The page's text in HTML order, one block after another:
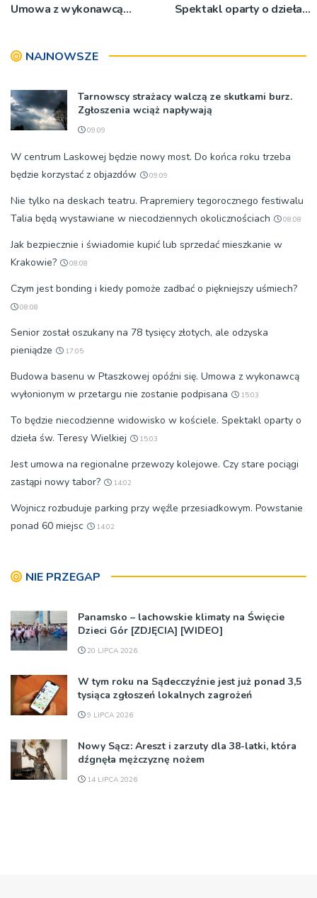
Umowa z wykonawcą
Spektakl oparty o dzieła
NAJNOWSZE
Tarnowscy strażacy walczą ze skutkami burz.
Zgłoszenia wciąż napływają
09:09
W centrum Laskowej będzie nowy most. Do końca roku trzeba
będzie korzystać z objazdów
09:09
Nie tylko na deskach teatru. Prapremiery tegorocznego festiwalu
Talia będą wystawiane w niecodziennych okolicznościach
08:08
Jak bezpiecznie i świadomie kupić lub sprzedać mieszkanie w
Krakowie?
08:08
Czym jest bonding i kiedy pomoże zadbać o piękniejszy uśmiech?
08:08
Senior został oszukany na 78 tysięcy złotych, ale odzyska
pieniądze
17:05
Budowa basenu w Ptaszkowej opóźni się. Umowa z wykonawcą
wyłonionym w przetargu nie zostanie podpisana
15:03
To będzie niecodzienne widowisko w kościele. Spektakl oparty o
dzieła św. Teresy Wielkiej
15:03
Jest umowa na regionalne przewozy kolejowe. Czy stare pociągi
zastąpi nowy tabor?
14:02
Wojnicz rozbuduje parking przy węźle przesiadkowym. Powstanie
ponad 60 miejsc
14:02
NIE PRZEGAP
Panamsko – lachowskie klimaty na Święcie
Dzieci Gór [ZDJĘCIA] [WIDEO]
20 LIPCA 2026
W tym roku na Sądecczyźnie jest już ponad 3,5
tysiąca zgłoszeń lokalnych zagrożeń
9 LIPCA 2026
Nowy Sącz: Areszt i zarzuty dla 38-latki, która
dźgnęła mężczyznę nożem
14 LIPCA 2026